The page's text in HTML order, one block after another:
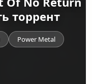
торрент
Power Metal